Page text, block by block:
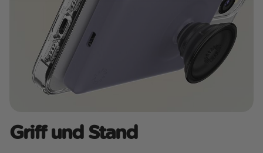
Griff und Stand